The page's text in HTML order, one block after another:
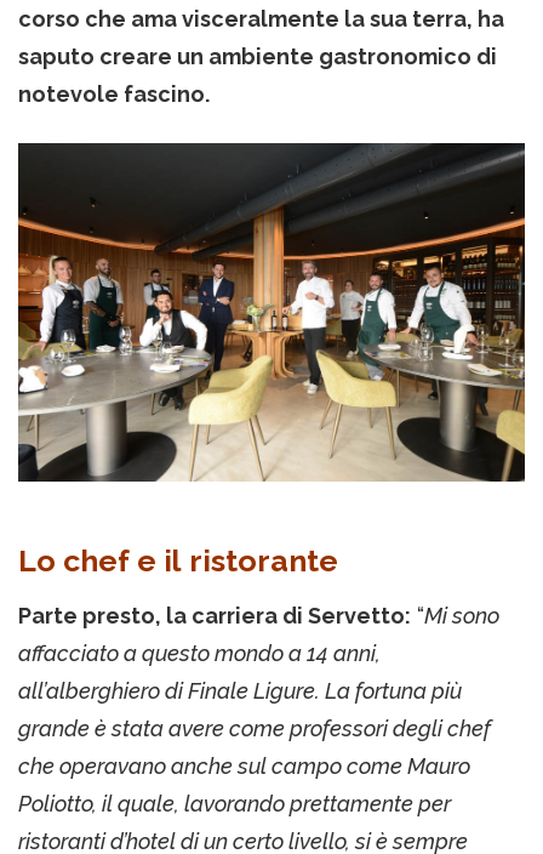
corso che ama visceralmente la sua terra, ha
saputo creare un ambiente gastronomico di
notevole fascino.
Lo chef e il ristorante
Parte presto, la carriera di Servetto: “Mi sono
affacciato a questo mondo a 14 anni,
all’alberghiero di Finale Ligure. La fortuna più
grande è stata avere come professori degli chef
che operavano anche sul campo come Mauro
Poliotto, il quale, lavorando prettamente per
ristoranti d’hotel di un certo livello, si è sempre